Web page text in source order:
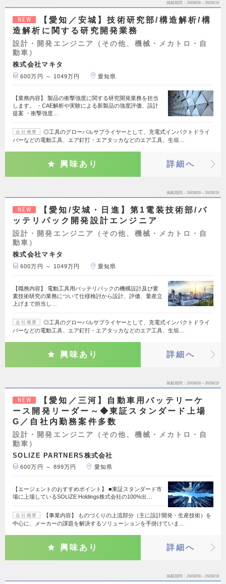
掲載期間 26/08/06～26/08/19
NEW
【愛知／安城】技術研究部/構造解析/構
造解析に関する研究開発業務
設計・開発エンジニア（その他、機械・メカトロ・自
動車）
株式会社マキタ
600万円 ～ 1049万円 愛知県
【業務内容】 製品の衝撃強度に関する研究開発業務を担当
します。 ・CAE解析や実験による新製品の強度評価、設計
提案 ・衝撃強度…
会社概要
◎工具のグローバルサプライヤーとして、充電式インパクトドライ
バーなどの電動工具、エア釘打・エアタッカなどのエア工具、生垣…
興味あり 詳細へ
掲載期間 26/08/06～26/08/19
NEW
【愛知/安城・日進】第1電装技術部/バ
ッテリパック開発設計エンジニア
設計・開発エンジニア（その他、機械・メカトロ・自
動車）
株式会社マキタ
600万円 ～ 1049万円 愛知県
【職務内容】 電動工具用バッテリパックの機構設計及び要
素技術研究の業務について仕様検討から設計、評価、量産立
上げまで担当し…
会社概要
◎工具のグローバルサプライヤーとして、充電式インパクトドライ
バーなどの電動工具、エア釘打・エアタッカなどのエア工具、生垣…
興味あり 詳細へ
掲載期間 26/08/06～26/08/19
NEW
【愛知／三河】自動車用バッテリーケ
ース開発リーダー～◆東証スタンダード上場
G／自社内勤務案件多数
設計・開発エンジニア（その他、機械・メカトロ・自
動車）
SOLIZE PARTNERS株式会社
600万円 ～ 899万円 愛知県
【エージェントのおすすめポイント】 ■東証スタンダード市
場に上場しているSOLIZE Holdings株式会社の100%出…
会社概要
【事業内容】 ものづくりの上流部分（主に設計開発・生産技術）を
中心に、メーカーの課題を解決するソリューションを手掛けていま…
興味あり 詳細へ
掲載期間 26/08/06～26/08/19